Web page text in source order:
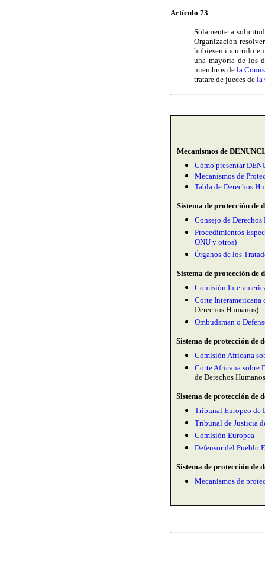
Artículo 73
Solamente a
Organización
hubiesen incurrido
una mayoría de los
miembros dela
tratare de jueces de la
Mecanismos de
Cómo presentar
Mecanismos de
Tabla de Derechos
Sistema de protección de
Consejo de
Procedimientos
ONU y otros)
Órganos de los
Sistema de protección de
Comisión
Corte Interamericana
Derechos Humanos)
Ombudsman o
Sistema de protección de
Comisión Africana
Corte Africana sobre
de Derechos
Sistema de protección de
Tribunal Europeo de
Tribunal de Justicia
Comisión Europea
Defensor del Pueblo
Sistema de protección de
Mecanismos de